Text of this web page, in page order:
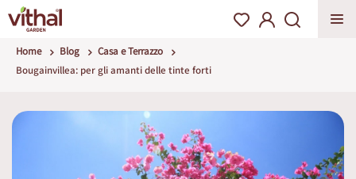
Home Blog
Casa e Terrazzo
Bougainvillea: per gli amanti delle tinte forti